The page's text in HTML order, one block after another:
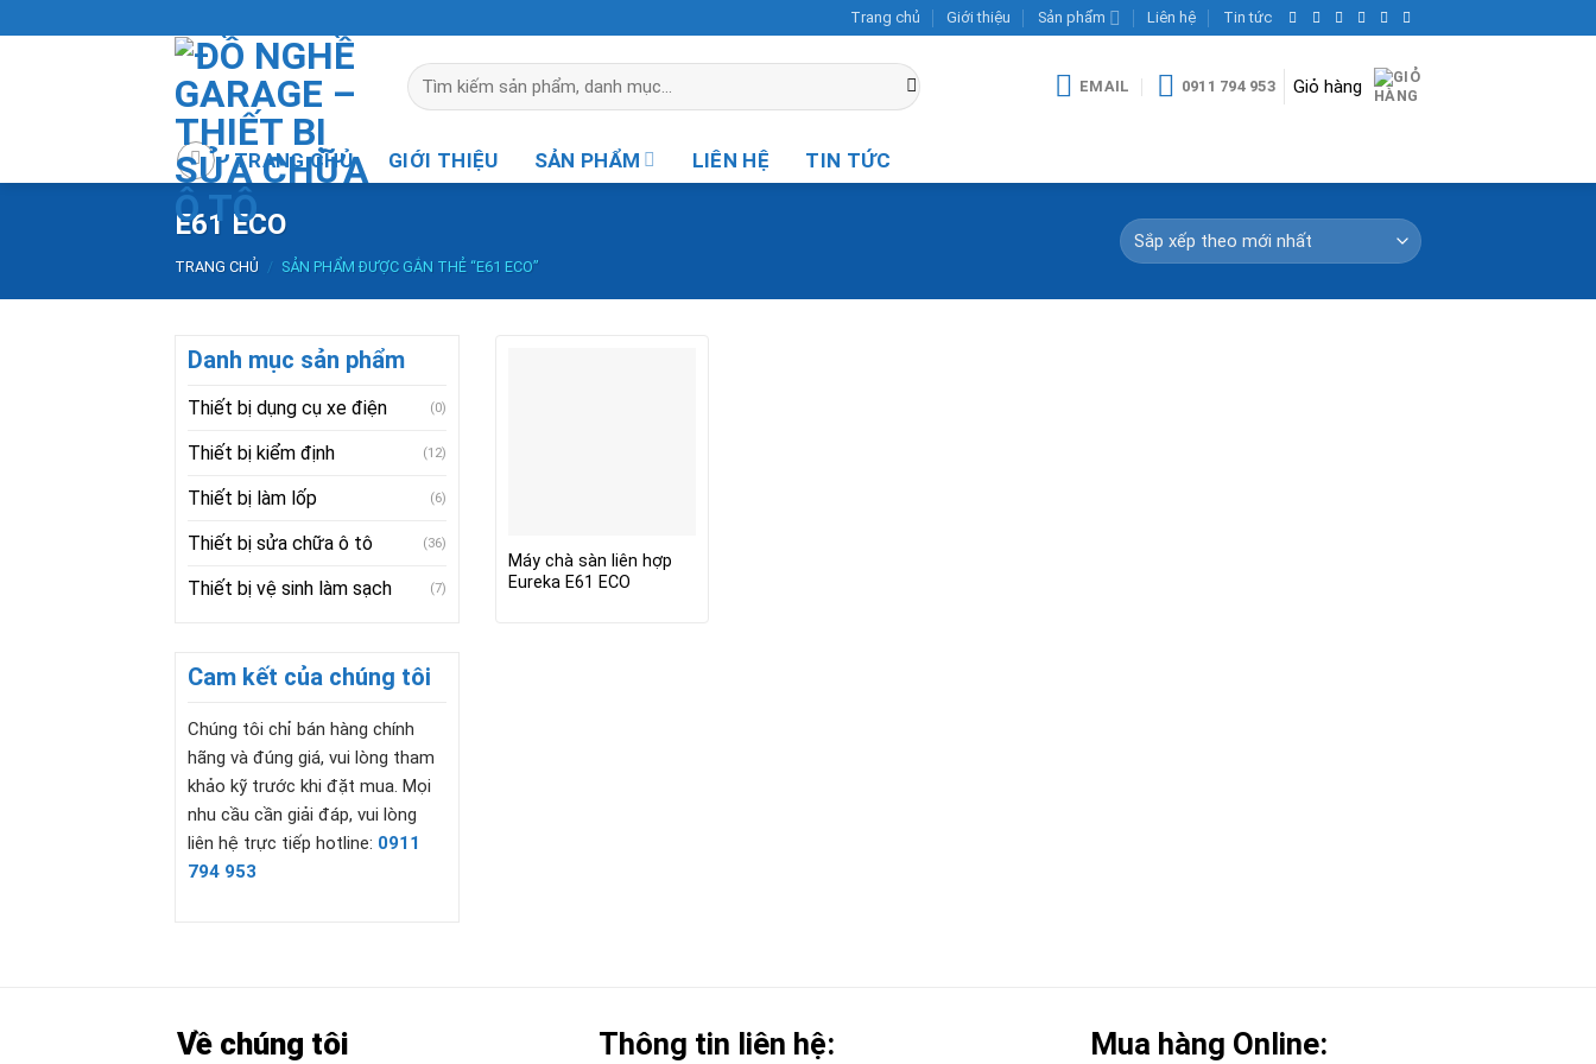
to
Trang chủ Giới thiệu Sản phẩm Liên hệ Tin tức
Tìm
kiếm:
EMAIL 0911 794 953 Giỏ hàng
TRANG CHỦ GIỚI THIỆU SẢN PHẨM LIÊN HỆ TIN TỨC
E61 ECO
TRANG CHỦ / SẢN PHẨM ĐƯỢC GẮN THẺ “E61 ECO”
Danh mục sản phẩm
Thiết bị dụng cụ xe điện (0)
Thiết bị kiểm định (12)
Thiết bị làm lốp (6)
Thiết bị sửa chữa ô tô (36)
Thiết bị vệ sinh làm sạch (7)
Cam kết của chúng tôi
Chúng tôi chỉ bán hàng chính
hãng và đúng giá, vui lòng tham
khảo kỹ trước khi đặt mua. Mọi
nhu cầu cần giải đáp, vui lòng
liên hệ trực tiếp hotline: 0911
794 953
Máy chà sàn liên hợp
Eureka E61 ECO
Về chúng tôi Thông tin liên hệ: Mua hàng Online: